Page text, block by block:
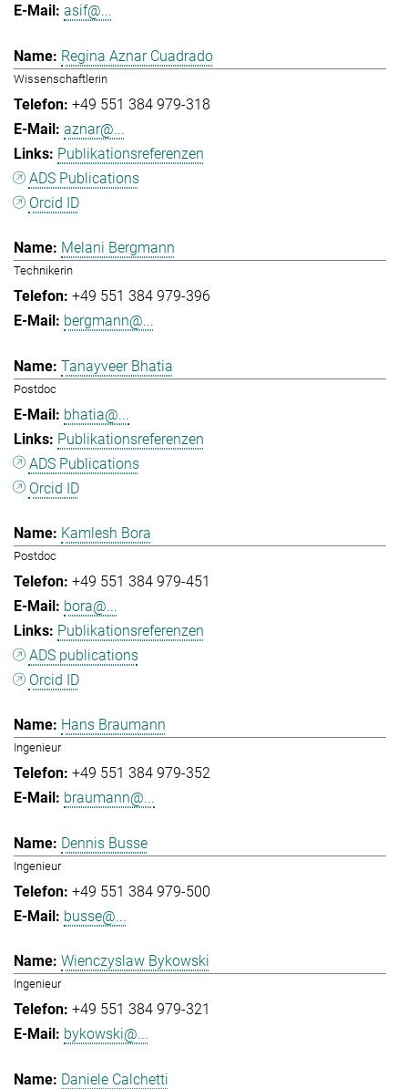
asif@...
Regina Aznar Cuadrado
Wissenschaftlerin
+49 551 384 979-318
aznar@...
Publikationsreferenzen
ADS Publications
Orcid ID
Melani Bergmann
Technikerin
+49 551 384 979-396
bergmann@...
Tanayveer Bhatia
Postdoc
bhatia@...
Publikationsreferenzen
ADS Publications
Orcid ID
Kamlesh Bora
Postdoc
+49 551 384 979-451
bora@...
Publikationsreferenzen
ADS publications
Orcid ID
Hans Braumann
Ingenieur
+49 551 384 979-352
braumann@...
Dennis Busse
Ingenieur
+49 551 384 979-500
busse@...
Wienczyslaw Bykowski
Ingenieur
+49 551 384 979-321
bykowski@...
Daniele Calchetti